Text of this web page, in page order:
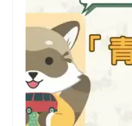
銀行貸款
其他貸款
申貸Q&A
久通專欄
時事解析